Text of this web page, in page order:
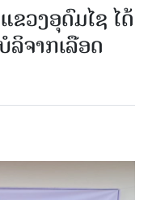
ຂວງອຸດົມໄຊ ໄດ້
ລິຈາກເລືອດ